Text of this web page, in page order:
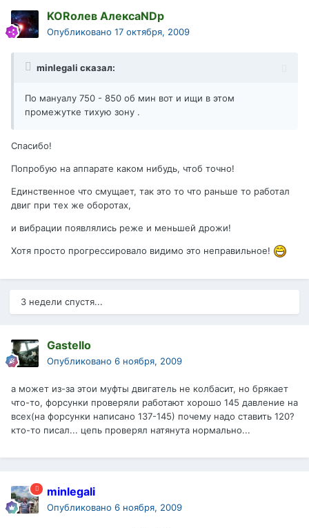
KORолев АлексаNDр
Опубликовано 17 октября, 2009
minlegali сказал:
По мануалу 750 - 850 об мин вот и ищи в этом
промежутке тихую зону .
Спасибо!
Попробую на аппарате каком нибудь, чтоб точно!
Единственное что смущает, так это то что раньше то работал
двиг при тех же оборотах,
и вибрации появлялись реже и меньшей дрожи!
Хотя просто прогрессировало видимо это неправильное!
3 недели спустя...
Gastello
Опубликовано 6 ноября, 2009
а может из-за этои муфты двигатель не колбасит, но брякает
что-то, форсунки проверяли работают хорошо 145 давление на
всех(на форсунки написано 137-145) почему надо ставить 120?
кто-то писал... цепь проверял натянута нормально...
minlegali
Опубликовано 6 ноября, 2009